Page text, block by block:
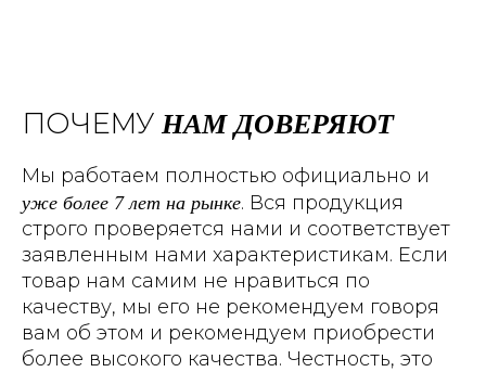
ПОЧЕМУ НАМ ДОВЕРЯЮТ
Мы работаем полностью официально и
уже более 7 лет на рынке. Вся продукция
строго проверяется нами и соответствует
заявленным нами характеристикам. Если
товар нам самим не нравиться по
качеству, мы его не рекомендуем говоря
вам об этом и рекомендуем приобрести
более высокого качества. Честность, это